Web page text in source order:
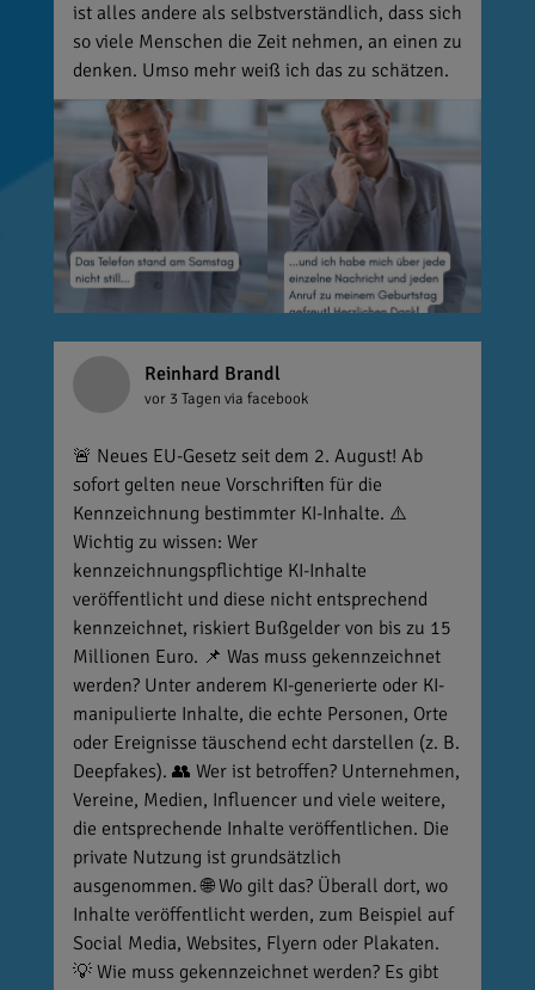
ist alles andere als selbstverständlich, dass sich
so viele Menschen die Zeit nehmen, an einen zu
denken. Umso mehr weiß ich das zu schätzen.
Reinhard Brandl
vor 3 Tagen via facebook
🚨 Neues EU-Gesetz seit dem 2. August! Ab
sofort gelten neue Vorschriften für die
Kennzeichnung bestimmter KI-Inhalte. ⚠️
Wichtig zu wissen: Wer
kennzeichnungspflichtige KI-Inhalte
veröffentlicht und diese nicht entsprechend
kennzeichnet, riskiert Bußgelder von bis zu 15
Millionen Euro. 📌 Was muss gekennzeichnet
werden? Unter anderem KI-generierte oder KI-
manipulierte Inhalte, die echte Personen, Orte
oder Ereignisse täuschend echt darstellen (z. B.
Deepfakes). 👥 Wer ist betroffen? Unternehmen,
Vereine, Medien, Influencer und viele weitere,
die entsprechende Inhalte veröffentlichen. Die
private Nutzung ist grundsätzlich
ausgenommen. 🌐 Wo gilt das? Überall dort, wo
Inhalte veröffentlicht werden, zum Beispiel auf
Social Media, Websites, Flyern oder Plakaten.
💡 Wie muss gekennzeichnet werden? Es gibt